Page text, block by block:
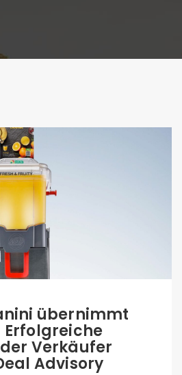
übernimmt
Erfolgreiche
Verkäufer
Advisory